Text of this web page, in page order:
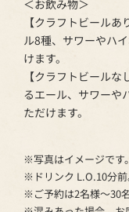
＜お飲み物＞
【クラフトビール
ル8種、サワーやハ
けます。
【クラフトビール
るエール、サワーや
ただけます。
※写真はイメージです。
※ドリンク L.O.10分前
※ご予約は2名様～30